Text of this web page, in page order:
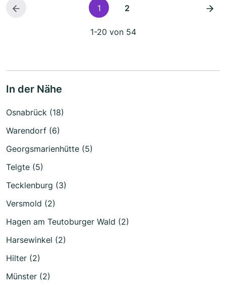
1 2
1-20 von 54
In der Nähe
Osnabrück (18)
Warendorf (6)
Georgsmarienhütte (5)
Telgte (5)
Tecklenburg (3)
Versmold (2)
Hagen am Teutoburger Wald (2)
Harsewinkel (2)
Hilter (2)
Münster (2)